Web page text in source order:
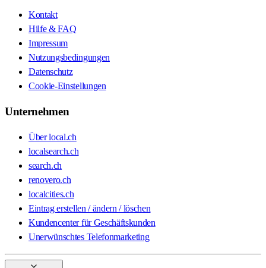
Kontakt
Hilfe & FAQ
Impressum
Nutzungsbedingungen
Datenschutz
Cookie-Einstellungen
Unternehmen
Über local.ch
localsearch.ch
search.ch
renovero.ch
localcities.ch
Eintrag erstellen / ändern / löschen
Kundencenter für Geschäftskunden
Unerwünschtes Telefonmarketing